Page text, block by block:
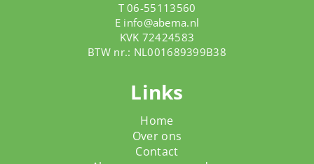
T 06-55113560
E info@abema.nl
KVK 72424583
BTW nr.: NL001689399B38
Links
Home
Over ons
Contact